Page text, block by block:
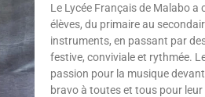
Le Lycée Français de Malabo a
élèves, du primaire au
instruments, en passant par
festive, conviviale et rythmée.
passion pour la musique
bravo à toutes et tous pour leur